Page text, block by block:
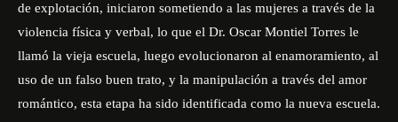
de explotación, iniciaron sometiendo a las mujeres a través de la
violencia física y verbal, lo que el Dr. Oscar Montiel Torres le
llamó la vieja escuela, luego evolucionaron al enamoramiento, al
uso de un falso buen trato, y la manipulación a través del amor
romántico, esta etapa ha sido identificada como la nueva escuela.